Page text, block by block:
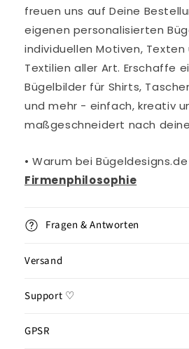
freuen uns auf Deine
eigenen personalisierten
individuellen Motiven, Texten
Textilien aller Art. Erschaffe
Bügelbilder für Shirts,
und mehr - einfach, kreativ
maßgeschneidert nach
• Warum bei
Firmenphilosophie
Fragen & Antworten
Versand
Support ♡
GPSR